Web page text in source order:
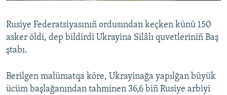
Rusiye Federatsiyasınıñ ordusından keçken künü 150
asker öldi, dep bildirdi Ukrayina Silâlı quvetleriniñ Baş
ştabı.
Berilgen malümatqa köre, Ukrayinağa yapılğan büyük
ücüm başlağanından tahminen 36,6 biñ Rusiye arbiyi